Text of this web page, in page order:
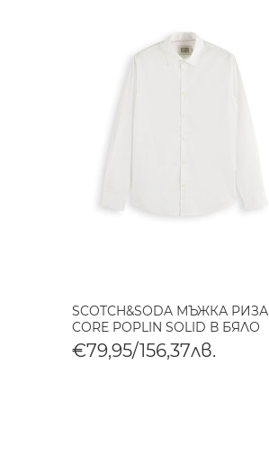
SCOTCH&SODA МЪЖКА РИЗА
CORE POPLIN SOLID В БЯЛО
€79,95/156,37лв.